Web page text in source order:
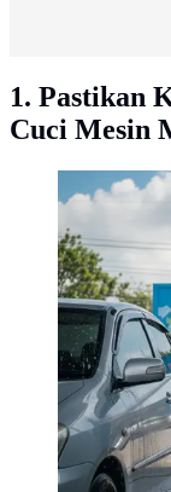
1. Pastikan
Cuci Mesin
Cuci Mobil